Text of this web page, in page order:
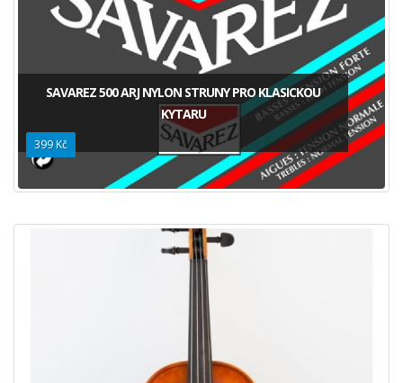
SAVAREZ 500 ARJ NYLON STRUNY PRO KLASICKOU
KYTARU
399 Kč